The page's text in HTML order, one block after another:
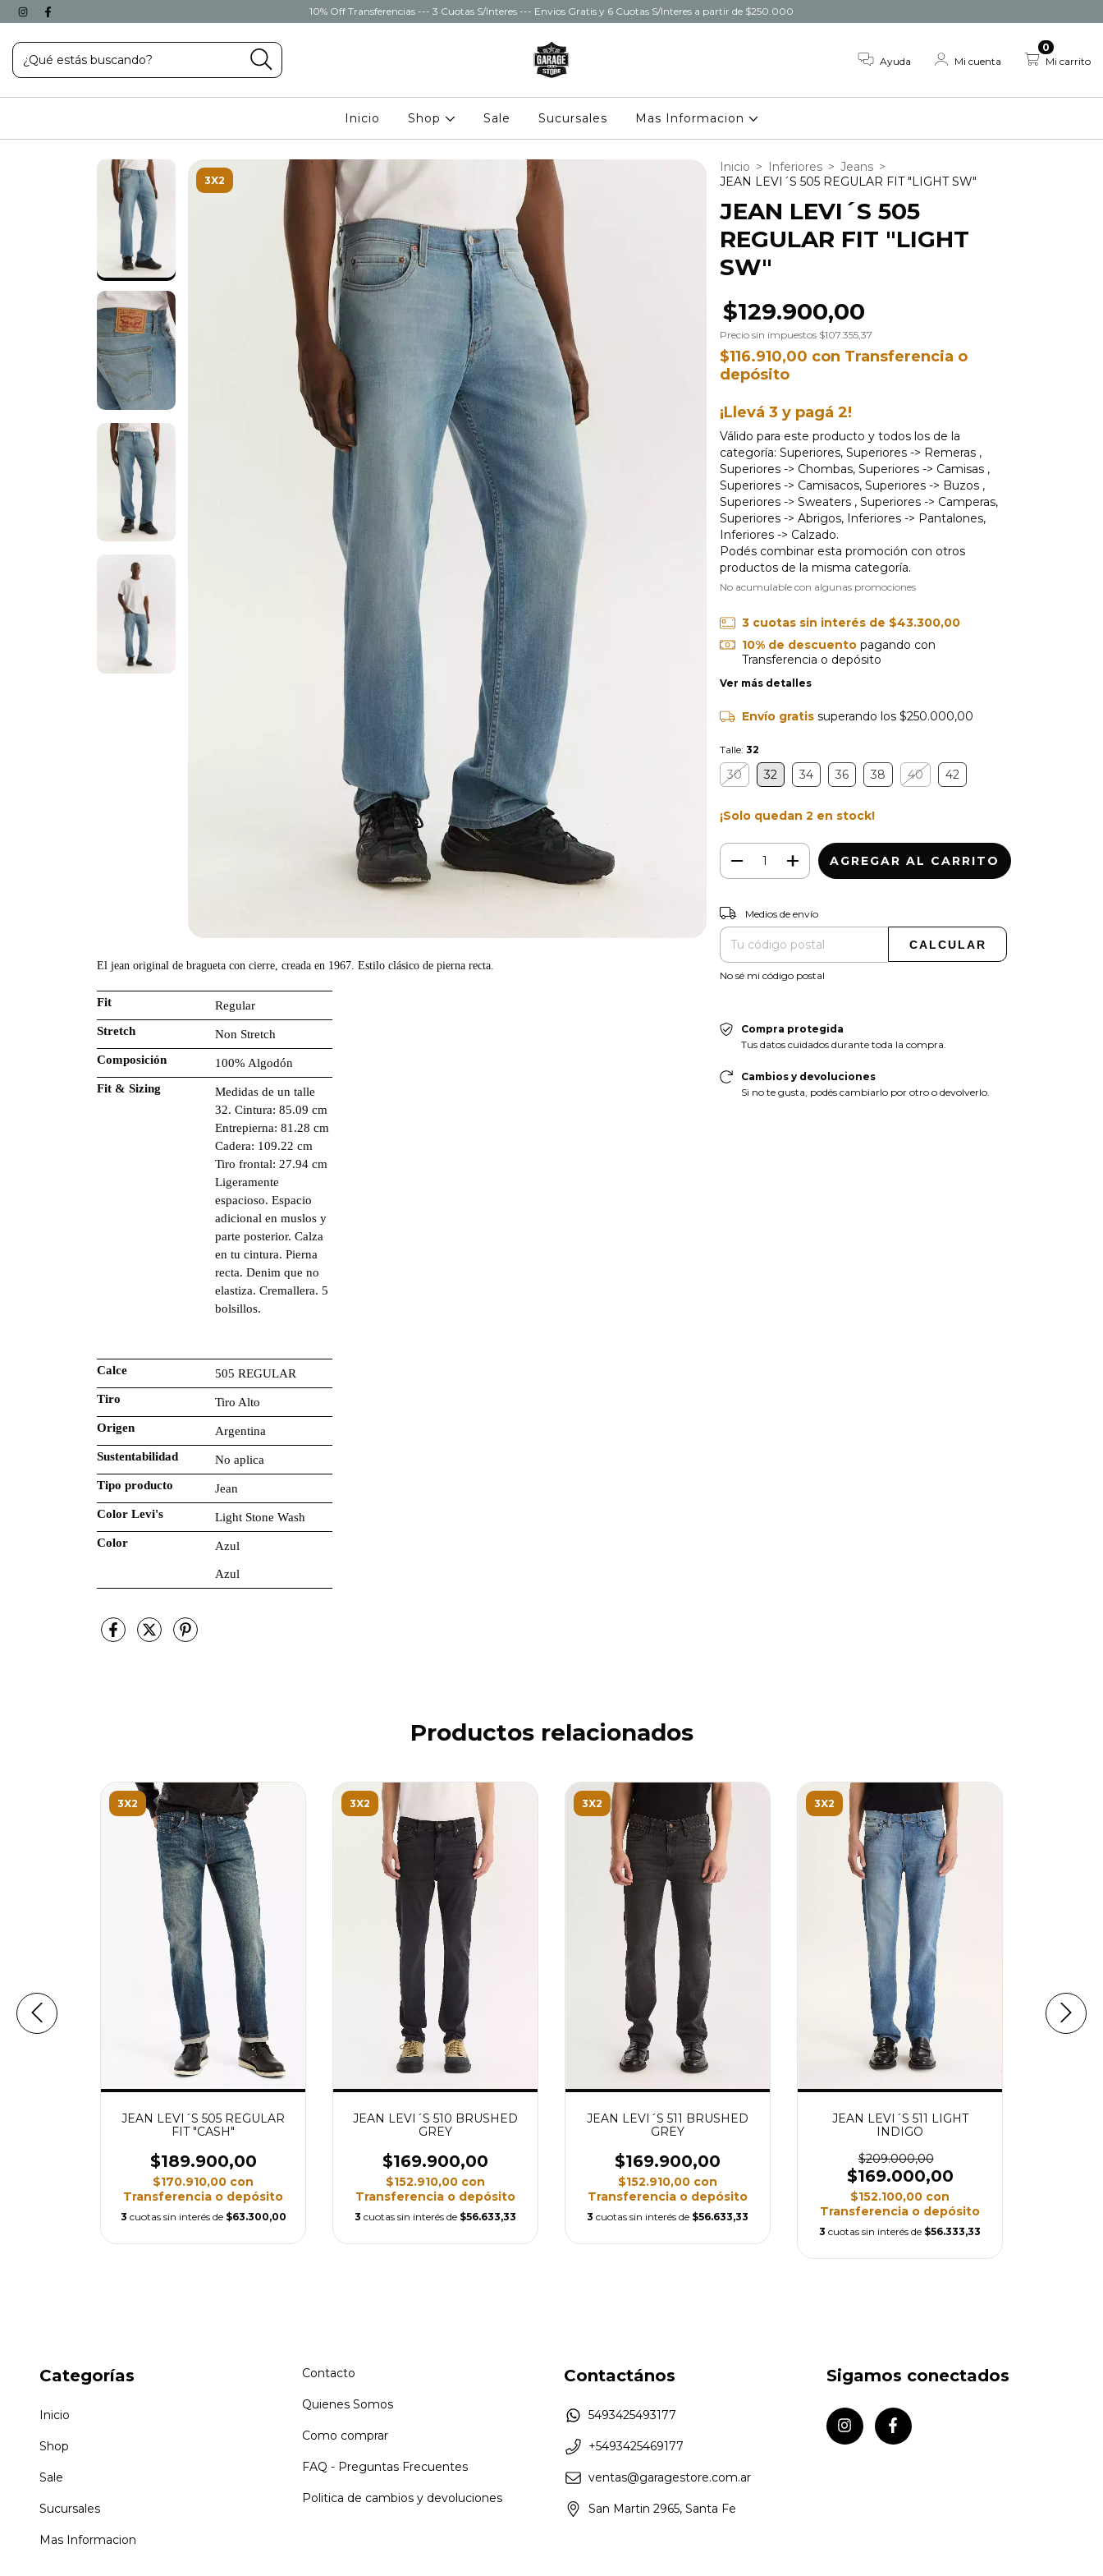
10% Off Transferencias --- 3 Cuotas S/Interes --- Envios Gratis y 6 Cuotas S/Interes a partir de $250.000
Ayuda Mi cuenta Mi carrito
0
Inicio Shop Sale Sucursales Mas Informacion
3X2
El jean original de bragueta con cierre, creada en 1967. Estilo clásico de pierna recta.
Fit
Regular
Stretch
Non Stretch
Composición
100% Algodón
Fit & Sizing
Medidas de un talle
32. Cintura: 85.09 cm
Entrepierna: 81.28 cm
Cadera: 109.22 cm
Tiro frontal: 27.94 cm
Ligeramente
espacioso. Espacio
adicional en muslos y
parte posterior. Calza
en tu cintura. Pierna
recta. Denim que no
elastiza. Cremallera. 5
bolsillos.
Calce
505 REGULAR
Tiro
Tiro Alto
Origen
Argentina
Sustentabilidad
No aplica
Tipo producto
Jean
Color Levi's
Light Stone Wash
Color
Azul
Azul
Inicio > Inferiores > Jeans >
JEAN LEVI´S 505 REGULAR FIT "LIGHT SW"
JEAN LEVI´S 505
REGULAR FIT "LIGHT
SW"
$129.900,00
Precio sin impuestos $107.355,37
$116.910,00 con Transferencia o
depósito
¡Llevá 3 y pagá 2!
Válido para este producto y todos los de la
categoría: Superiores, Superiores -> Remeras ,
Superiores -> Chombas, Superiores -> Camisas ,
Superiores -> Camisacos, Superiores -> Buzos ,
Superiores -> Sweaters , Superiores -> Camperas,
Superiores -> Abrigos, Inferiores -> Pantalones,
Inferiores -> Calzado.
Podés combinar esta promoción con otros
productos de la misma categoría.
No acumulable con algunas promociones
3 cuotas sin interés de $43.300,00
10% de descuentopagando con
Transferencia o depósito
Ver más detalles
Envío gratis superando los $250.000,00
Talle: 32
30 32 34 36 38 40 42
¡Solo quedan 2 en stock!
Entregas para el CP:
Medios de envío
CALCULAR
No sé mi código postal
Compra protegida
Tus datos cuidados durante toda la compra.
Cambios y devoluciones
Si no te gusta, podés cambiarlo por otro o devolverlo.
Productos relacionados
3X2
JEAN LEVI´S 505 REGULAR
FIT "CASH"
$189.900,00
$170.910,00 con
Transferencia o depósito
3 cuotas sin interés de $63.300,00
3X2
JEAN LEVI´S 510 BRUSHED
GREY
$169.900,00
$152.910,00 con
Transferencia o depósito
3 cuotas sin interés de $56.633,33
3X2
JEAN LEVI´S 511 BRUSHED
GREY
$169.900,00
$152.910,00 con
Transferencia o depósito
3 cuotas sin interés de $56.633,33
3X2
JEAN LEVI´S 511 LIGHT
INDIGO
$209.000,00
$169.000,00
$152.100,00 con
Transferencia o depósito
3 cuotas sin interés de $56.333,33
Categorías
Inicio
Shop
Sale
Sucursales
Mas Informacion
Contacto
Quienes Somos
Como comprar
FAQ - Preguntas Frecuentes
Politica de cambios y devoluciones
Contactános
5493425493177
+5493425469177
ventas@garagestore.com.ar
San Martin 2965, Santa Fe
Sigamos conectados